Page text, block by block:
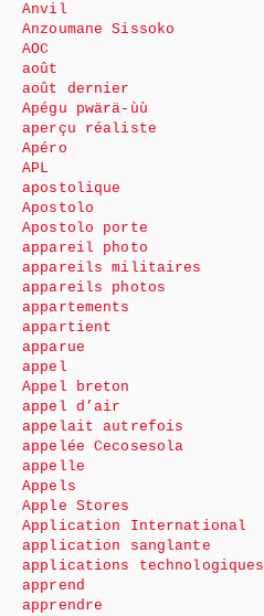
Anvil
Anzoumane Sissoko
AOC
août
août dernier
Apégu pwärä-ùù
aperçu réaliste
Apéro
APL
apostolique
Apostolo
Apostolo porte
appareil photo
appareils militaires
appareils photos
appartements
appartient
apparue
appel
Appel breton
appel d’air
appelait autrefois
appelée Cecosesola
appelle
Appels
Apple Stores
Application International
application sanglante
applications technologiques
apprend
apprendre